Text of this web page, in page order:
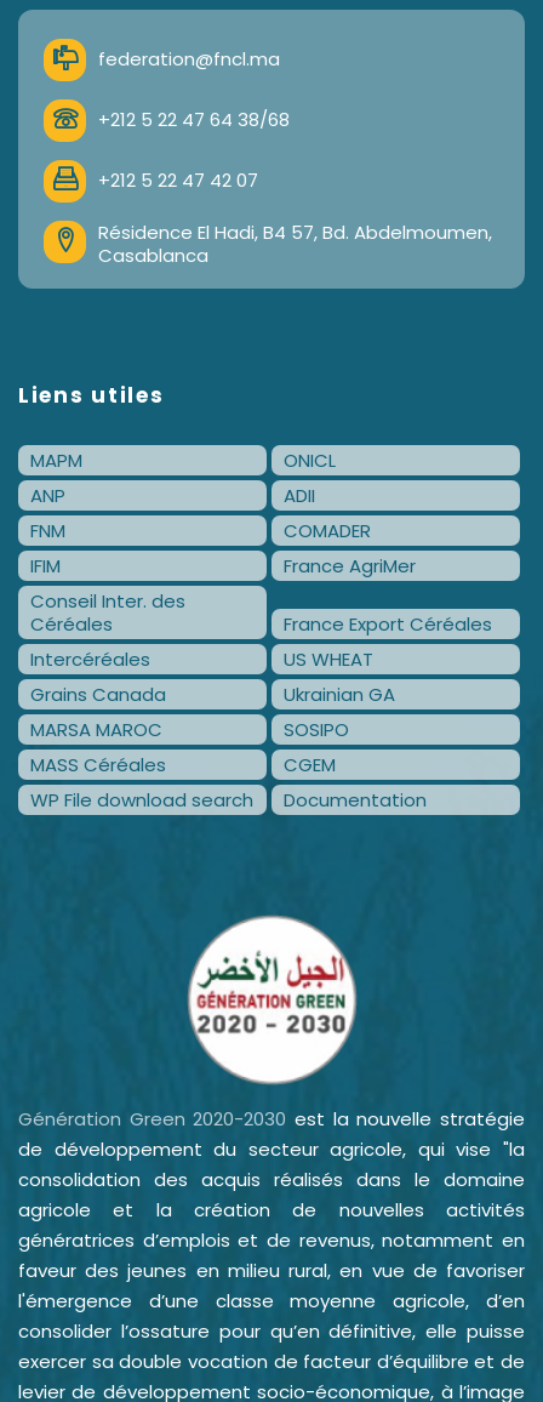
federation@fncl.ma
+212 5 22 47 64 38/68
+212 5 22 47 42 07
Résidence El Hadi, B4 57, Bd. Abdelmoumen,
Casablanca
Liens utiles
MAPM
ONICL
ANP
ADII
FNM
COMADER
IFIM
France AgriMer
Conseil Inter. des
Céréales
France Export Céréales
Intercéréales
US WHEAT
Grains Canada
Ukrainian GA
MARSA MAROC
SOSIPO
MASS Céréales
CGEM
WP File download search
Documentation
Génération Green 2020-2030 est la nouvelle stratégie
de développement du secteur agricole, qui vise "la
consolidation des acquis réalisés dans le domaine
agricole et la création de nouvelles activités
génératrices d’emplois et de revenus, notamment en
faveur des jeunes en milieu rural, en vue de favoriser
l'émergence d’une classe moyenne agricole, d’en
consolider l’ossature pour qu’en définitive, elle puisse
exercer sa double vocation de facteur d’équilibre et de
levier de développement socio-économique, à l’image